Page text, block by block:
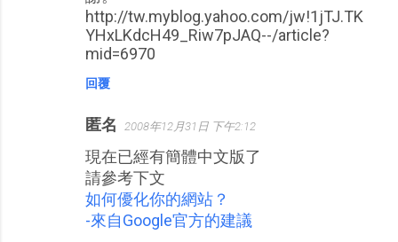
http://tw.myblog.yahoo.com/jw!1jTJ.TK
YHxLKdcH49_Riw7pJAQ--/article?
mid=6970
回覆
匿名 2008年12月31日 下午2:12
現在已經有簡體中文版了
請參考下文
如何優化你的網站？
-來自Google官方的建議